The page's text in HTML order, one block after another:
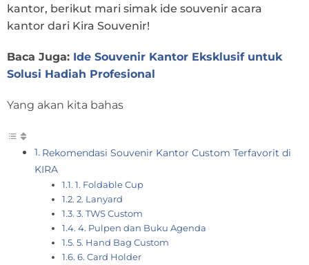
kantor, berikut mari simak ide souvenir acara
kantor dari Kira Souvenir!
Baca Juga: Ide Souvenir Kantor Eksklusif untuk
Solusi Hadiah Profesional
Yang akan kita bahas
Rekomendasi Souvenir Kantor Custom Terfavorit di
KIRA
1. Foldable Cup
2. Lanyard
3. TWS Custom
4. Pulpen dan Buku Agenda
5. Hand Bag Custom
6. Card Holder